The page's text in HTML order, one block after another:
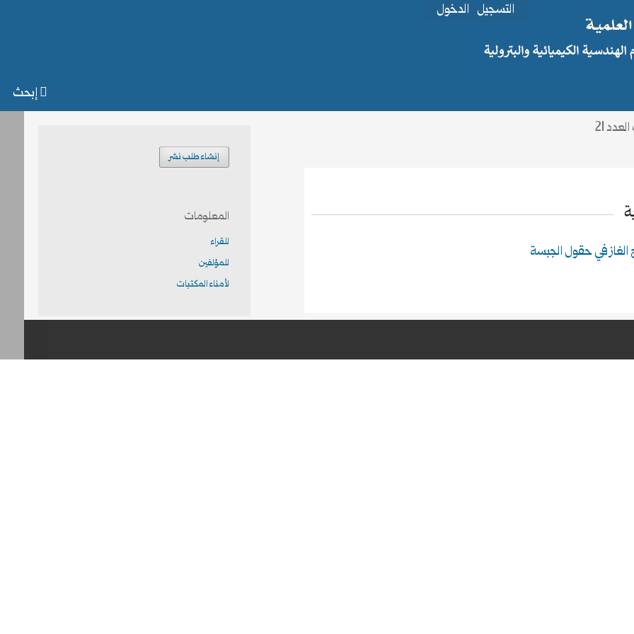
إبحث
التسجيل الدخول
الغاز في حقول الجبسة
إنشاء طلب نشر
المعلومات
للقراء
للمؤلفين
لأمناء المكتبات